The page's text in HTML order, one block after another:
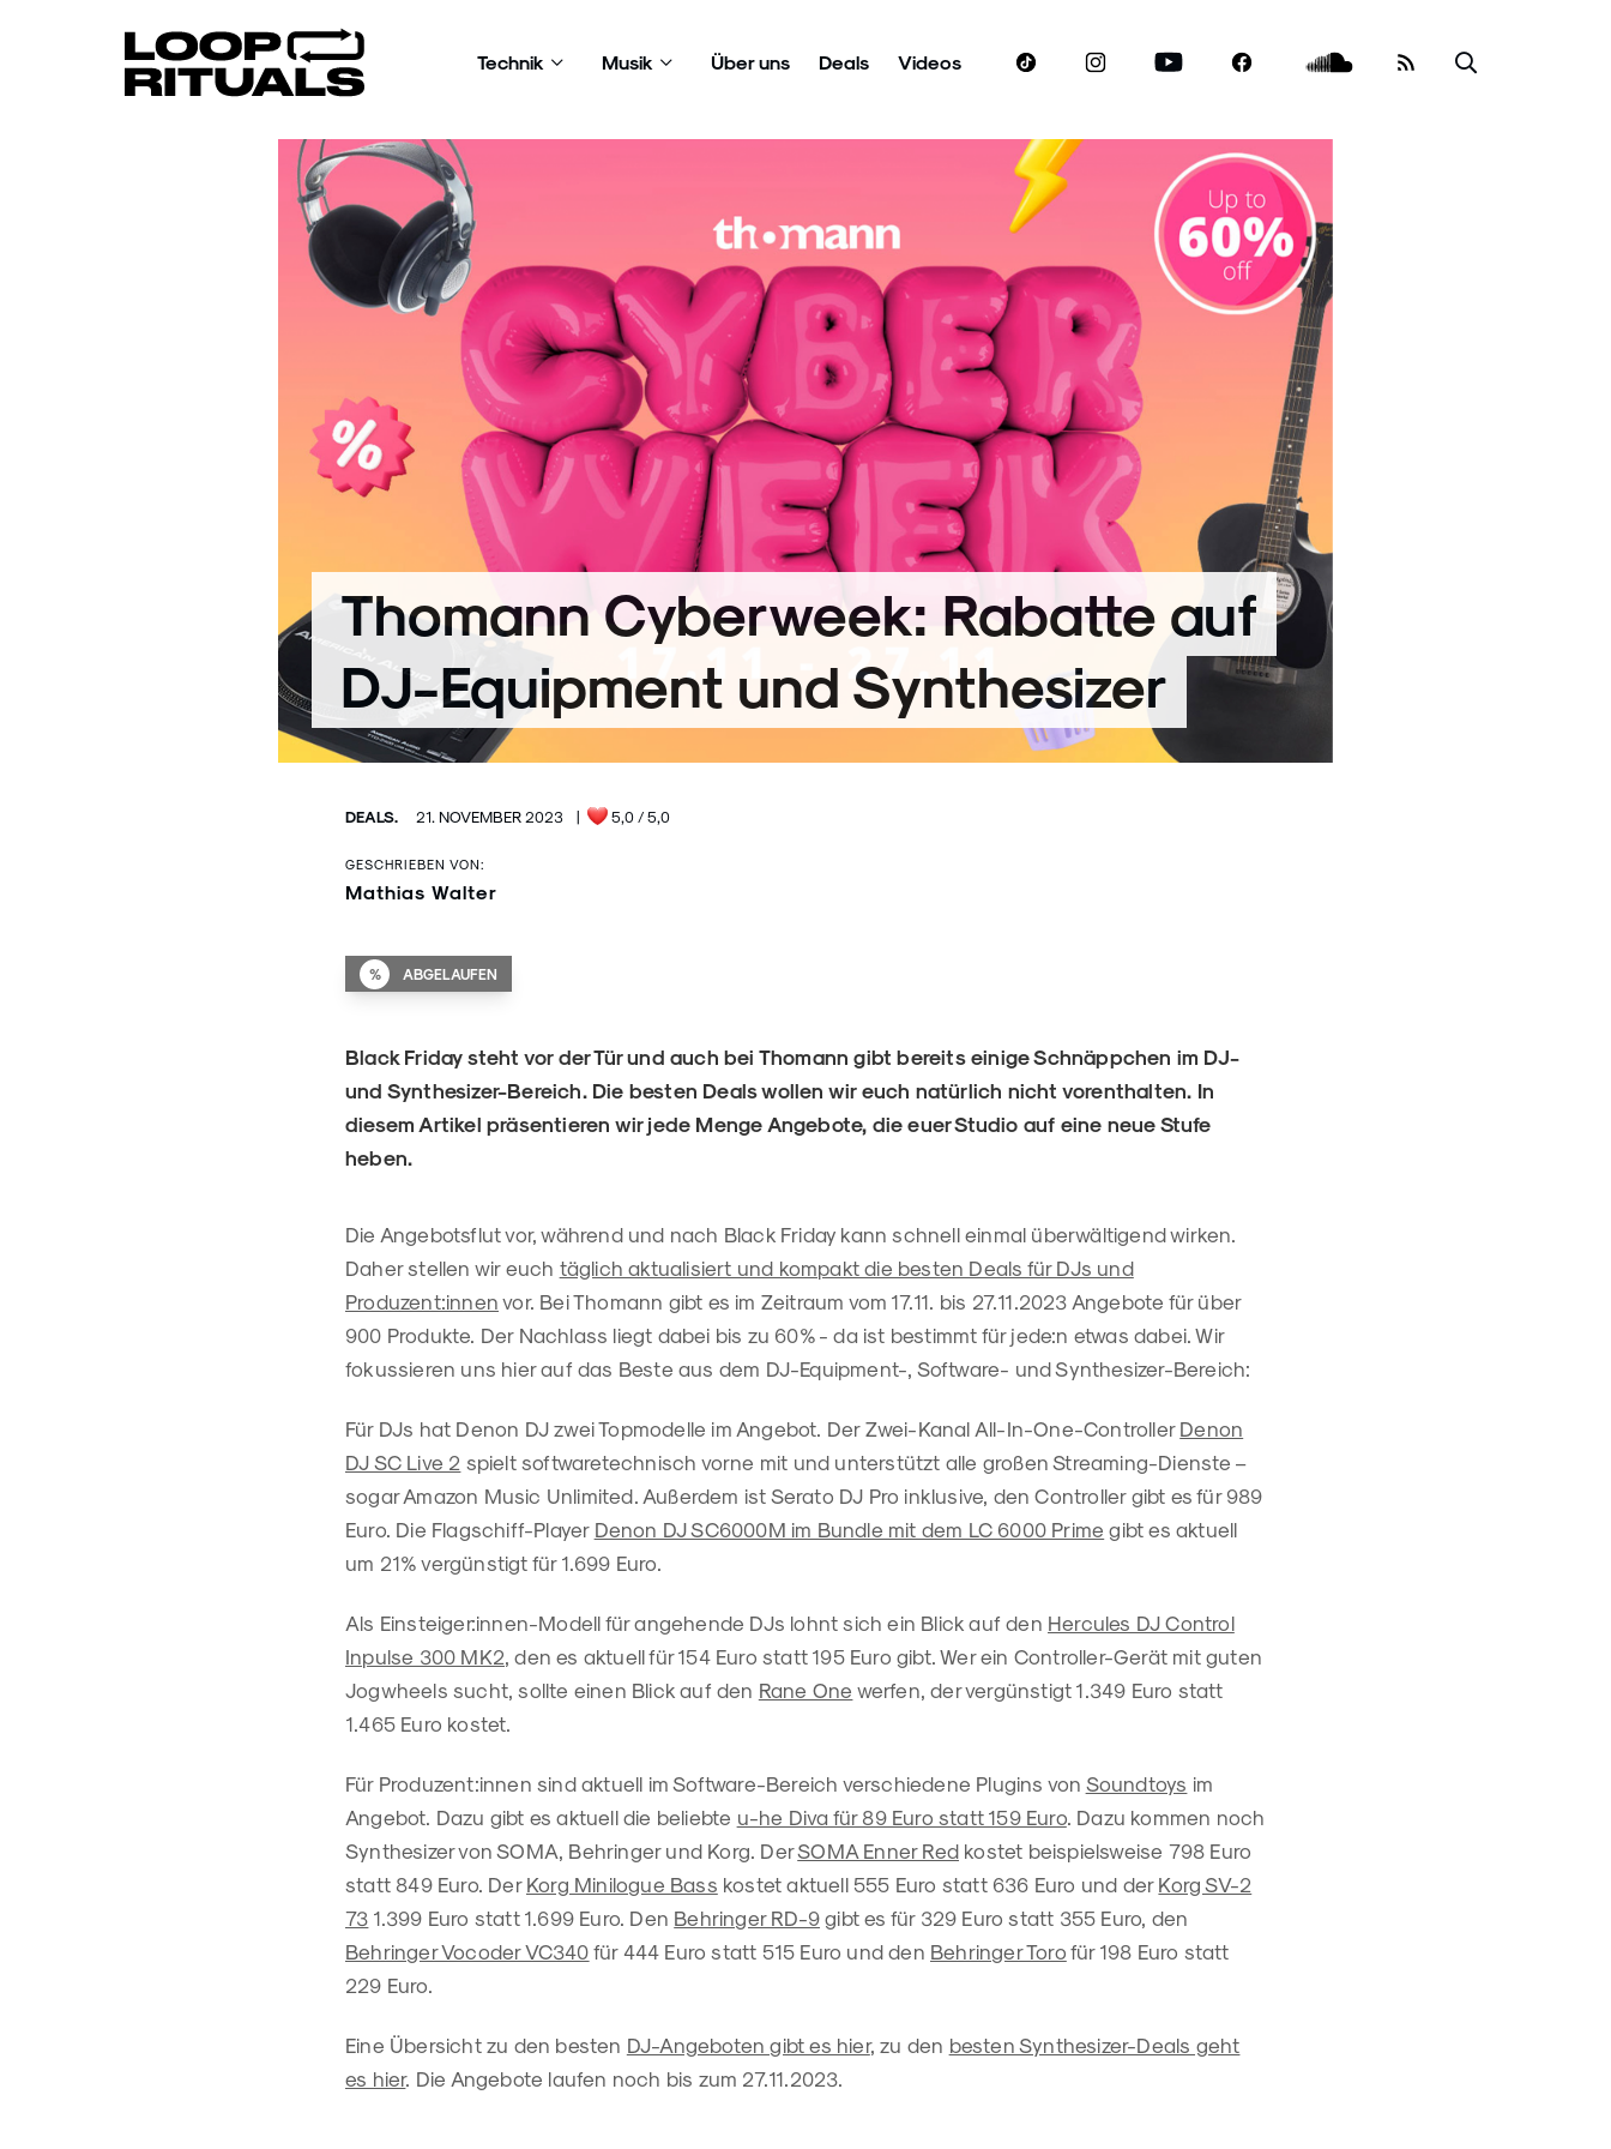
Technik Musik Über uns Deals Videos
Thomann Cyberweek: Rabatte auf
DJ-Equipment und Synthesizer
DEALS. 21. NOVEMBER 2023 | 5,0 / 5,0
GESCHRIEBEN VON:
Mathias Walter
% ABGELAUFEN
Black Friday steht vor der Tür und auch bei Thomann gibt bereits einige Schnäppchen im DJ-
und Synthesizer-Bereich. Die besten Deals wollen wir euch natürlich nicht vorenthalten. In
diesem Artikel präsentieren wir jede Menge Angebote, die euer Studio auf eine neue Stufe
heben.
Die Angebotsflut vor, während und nach Black Friday kann schnell einmal überwältigend wirken.
Daher stellen wir euch täglich aktualisiert und kompakt die besten Deals für DJs und
Produzent:innen vor. Bei Thomann gibt es im Zeitraum vom 17.11. bis 27.11.2023 Angebote für über
900 Produkte. Der Nachlass liegt dabei bis zu 60% - da ist bestimmt für jede:n etwas dabei. Wir
fokussieren uns hier auf das Beste aus dem DJ-Equipment-, Software- und Synthesizer-Bereich:
Für DJs hat Denon DJ zwei Topmodelle im Angebot. Der Zwei-Kanal All-In-One-Controller Denon
DJ SC Live 2 spielt softwaretechnisch vorne mit und unterstützt alle großen Streaming-Dienste –
sogar Amazon Music Unlimited. Außerdem ist Serato DJ Pro inklusive, den Controller gibt es für 989
Euro. Die Flagschiff-Player Denon DJ SC6000M im Bundle mit dem LC 6000 Prime gibt es aktuell
um 21% vergünstigt für 1.699 Euro.
Als Einsteiger:innen-Modell für angehende DJs lohnt sich ein Blick auf den Hercules DJ Control
Inpulse 300 MK2, den es aktuell für 154 Euro statt 195 Euro gibt. Wer ein Controller-Gerät mit guten
Jogwheels sucht, sollte einen Blick auf den Rane One werfen, der vergünstigt 1.349 Euro statt
1.465 Euro kostet.
Für Produzent:innen sind aktuell im Software-Bereich verschiedene Plugins von Soundtoys im
Angebot. Dazu gibt es aktuell die beliebte u-he Diva für 89 Euro statt 159 Euro. Dazu kommen noch
Synthesizer von SOMA, Behringer und Korg. DerSOMA Enner Red kostet beispielsweise 798 Euro
statt 849 Euro. Der Korg Minilogue Bass kostet aktuell 555 Euro statt 636 Euro und der Korg SV-2
73 1.399 Euro statt 1.699 Euro. Den Behringer RD-9 gibt es für 329 Euro statt 355 Euro, den
Behringer Vocoder VC340 für 444 Euro statt 515 Euro und den Behringer Toro für 198 Euro statt
229 Euro.
Eine Übersicht zu den besten DJ-Angeboten gibt es hier, zu den besten Synthesizer-Deals geht
es hier. Die Angebote laufen noch bis zum 27.11.2023.